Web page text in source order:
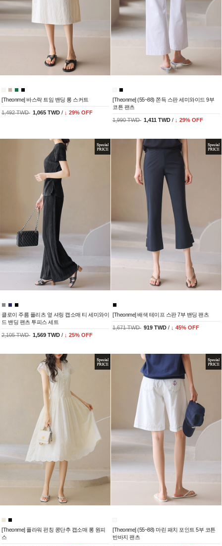
[Theonme] 바스락 트임 밴딩 롱 스커트
1,492 TWD 1,065 TWD / ↓ 29% OFF
[Theonme] (55~88) 쫀득 스판 세미와이드 9부
코튼 팬츠
1,990 TWD 1,411 TWD / ↓ 29% OFF
클로이 주름 플리츠 옆 셔링 캡소매 티 세미와이
드 밴딩 팬츠 투피스 세트
2,105 TWD 1,569 TWD / ↓ 25% OFF
[Theonme] 배색 테이프 스판 7부 밴딩 팬츠
1,671 TWD 919 TWD / ↓ 45% OFF
[Theonme] 플라워 펀칭 콩단추 캡소매 롱 원피
스
[Theonme] (55~88) 마린 패치 포인트 5부 코튼
반바지 팬츠